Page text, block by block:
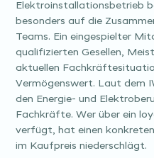
Elektroinstallationsbetrieb
besonders auf die
Teams. Ein eingespielter
qualifizierten Gesellen,
aktuellen
Vermögenswert. Laut dem
den Energie- und
Fachkräfte. Wer über ein
verfügt, hat einen
im Kaufpreis niederschlägt.